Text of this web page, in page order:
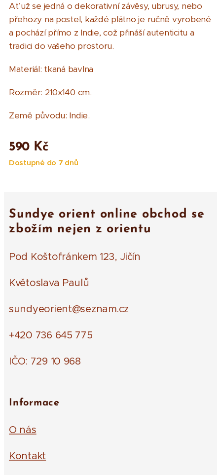
Ať už se jedná o dekorativní závěsy, ubrusy, nebo
přehozy na postel, každé plátno je ručně vyrobené
a pochází přímo z Indie, což přináší autenticitu a
tradici do vašeho prostoru.
Materiál: tkaná bavlna
Rozměr: 210x140 cm.
Země původu: Indie.
590 Kč
Dostupné do 7 dnů
Sundye orient online obchod se
zbožím nejen z orientu
Pod Koštofránkem 123, Jičín
Květoslava Paulů
sundyeorient@seznam.cz
+420 736 645 775
IČO: 729 10 968
Informace
O nás
Kontakt